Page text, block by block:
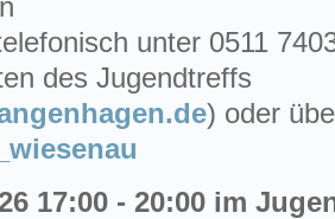
unter 0511
des Jugendtreffs
) oder
17:00 - 20:00 im